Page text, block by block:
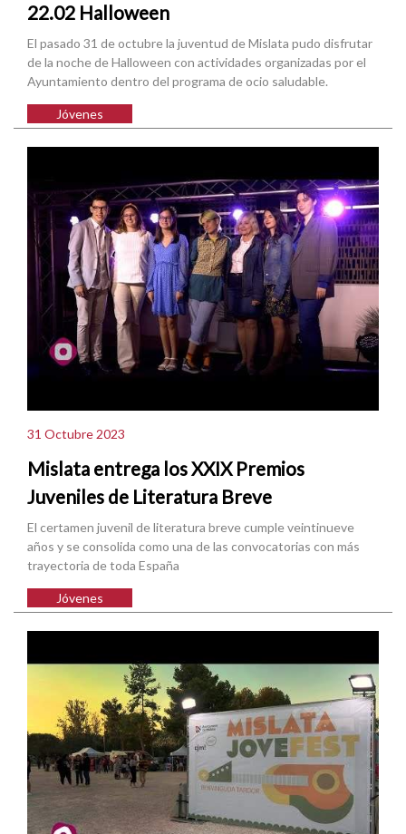
22.02 Halloween
El pasado 31 de octubre la juventud de Mislata pudo disfrutar
de la noche de Halloween con actividades organizadas por el
Ayuntamiento dentro del programa de ocio saludable.
Jóvenes
31 Octubre 2023
Mislata entrega los XXIX Premios
Juveniles de Literatura Breve
El certamen juvenil de literatura breve cumple veintinueve
años y se consolida como una de las convocatorias con más
trayectoria de toda España
Jóvenes